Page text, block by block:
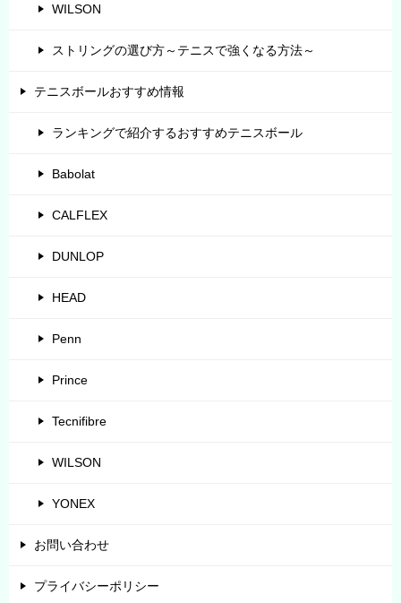
WILSON
ストリングの選び方～テニスで強くなる方法～
テニスボールおすすめ情報
ランキングで紹介するおすすめテニスボール
Babolat
CALFLEX
DUNLOP
HEAD
Penn
Prince
Tecnifibre
WILSON
YONEX
お問い合わせ
プライバシーポリシー